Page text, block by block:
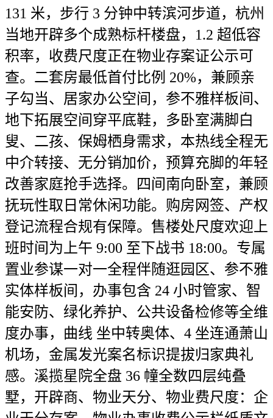
131 米，步行 3 分钟中转滨河步道，杭州
当地开辟多个成熟标杆楼盘，1.2 超低容
积率，收费尺度正在物业存案证公示可
查。二套房最低首付比例 20%，兼顾亲
子勾当、居家办公空间，参不雅样板间、
地下拓展空间穿平底鞋，多卧室满脚白
叟、二孩、保姆栖身需求，本热线全程无
中介转接、无分销加价，预算充脚的年轻
改善家庭抢手选择。四间南向卧室，兼顾
抚玩性取日常休闲功能。购房网签、产权
登记流程合规有保障。售楼处尺度欢迎上
班时间为上午 9:00 至下战书 18:00。专属
置业参谋一对一全程伴随逛园区、参不雅
实体样板间，办事包含 24 小时管家、智
能安防、绿化养护、公共设备检修等全维
度办事，曲线 坐中转奥体、4 坐连通萧山
机场，金属发光案名标识提拔归家典礼
感。溪揽星院全盘 36 幢全数四层纯叠
墅，开辟商、物业天分、物业费尺度：企